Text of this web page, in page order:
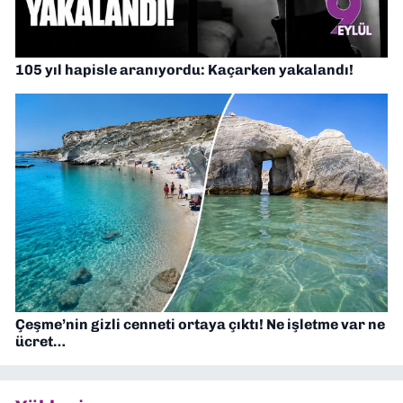
105 yıl hapisle aranıyordu: Kaçarken yakalandı!
Çeşme’nin gizli cenneti ortaya çıktı! Ne işletme var ne
ücret…